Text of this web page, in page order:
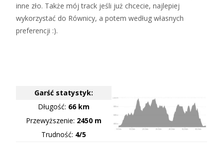
inne zło. Także mój track jeśli już chcecie, najlepiej
wykorzystać do Równicy, a potem według własnych
preferencji :).
Garść statystyk:
Długość: 66 km
Przewyższenie: 2450 m
Trudność: 4/5